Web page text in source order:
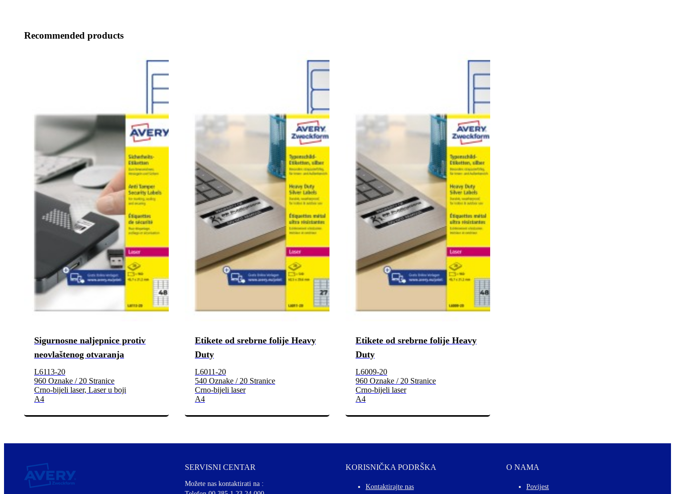
Recommended products
Sigurnosne naljepnice protiv
neovlaštenog otvaranja
L6113-20
960 Oznake / 20 Stranice
Crno-bijeli laser, Laser u boji
A4
Etikete od srebrne folije Heavy
Duty
L6011-20
540 Oznake / 20 Stranice
Crno-bijeli laser
A4
Etikete od srebrne folije Heavy
Duty
L6009-20
960 Oznake / 20 Stranice
Crno-bijeli laser
A4
SERVISNI CENTAR
Možete nas kontaktirati na :
KORISNIČKA PODRŠKA
Kontaktirajte nas
O NAMA
Povijest